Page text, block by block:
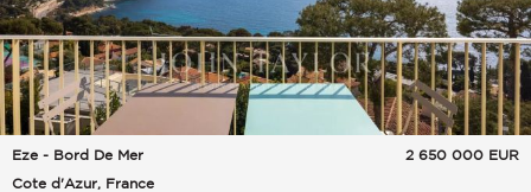
Eze - Bord De Mer
Cote d'Azur, France
2 650 000 EUR